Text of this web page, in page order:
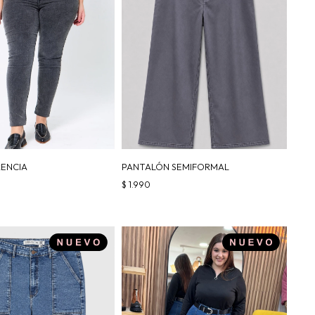
PANTALÓN SEMIFORMAL
$ 1.990